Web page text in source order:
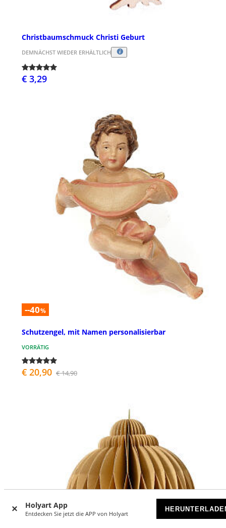
Holyart App
Entdecken Sie jetzt die APP von Holyart
Christbaumschmuck Christi Geburt
DEMNÄCHST WIEDER ERHÄLTLICH
€ 3,29
--40%
Schutzengel, mit Namen personalisierbar
VORRÄTIG
€ 20,90 € 14,90